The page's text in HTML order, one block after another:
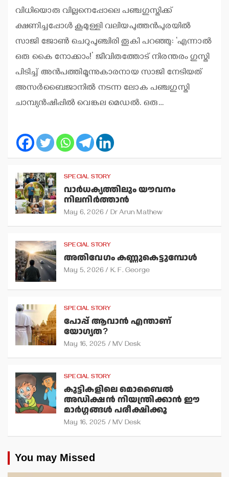
വിധിയൊരു വില്ലനെപ്പോലെ പഞ്ചഗുസ്തിക്ക്
ക്ഷണിച്ചപ്പോള്‍ കൂമുള്ളി വലിയപുത്തന്‍പുരയില്‍
സാജി ജോണ്‍ ചെറുപുഞ്ചിരി തൂകി പറഞ്ഞു: ‘എന്നാല്‍
ഒരു കൈ നോക്കാം!’ ജീവിതത്തോട് നിരന്തരം ഗുസ്തി
പിടിച്ച് അന്‍പത്തിമൂന്നുകാരനായ സാജി നേടിയത്
അസര്‍ബൈജാനില്‍ നടന്ന ലോക പഞ്ചഗുസ്തി
ചാമ്പ്യന്‍ഷിപ്പില്‍ വെങ്കല മെഡല്‍. ഒരു…
SPECIAL STORY
വാര്‍ധക്യത്തിലും യൗവനം
നിലനിര്‍ത്താന്‍
May 6, 2026 Dr Arun Mathew
SPECIAL STORY
അതിവേഗം കണ്ണുകെട്ടുമ്പോള്‍
May 5, 2026 K. F. George
SPECIAL STORY
പോപ്പ് ആവാന്‍ എന്താണ്
യോഗ്യത?
May 16, 2025 MV Desk
SPECIAL STORY
കുട്ടികളിലെ മൊബൈല്‍
അഡിക്ഷന്‍ നിയന്ത്രിക്കാന്‍ ഈ
മാര്‍ഗ്ഗങ്ങള്‍ പരീക്ഷിക്കൂ
May 16, 2025 MV Desk
You may Missed